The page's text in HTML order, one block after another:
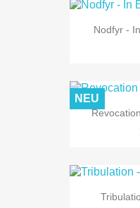
Nodfyr -
NEU